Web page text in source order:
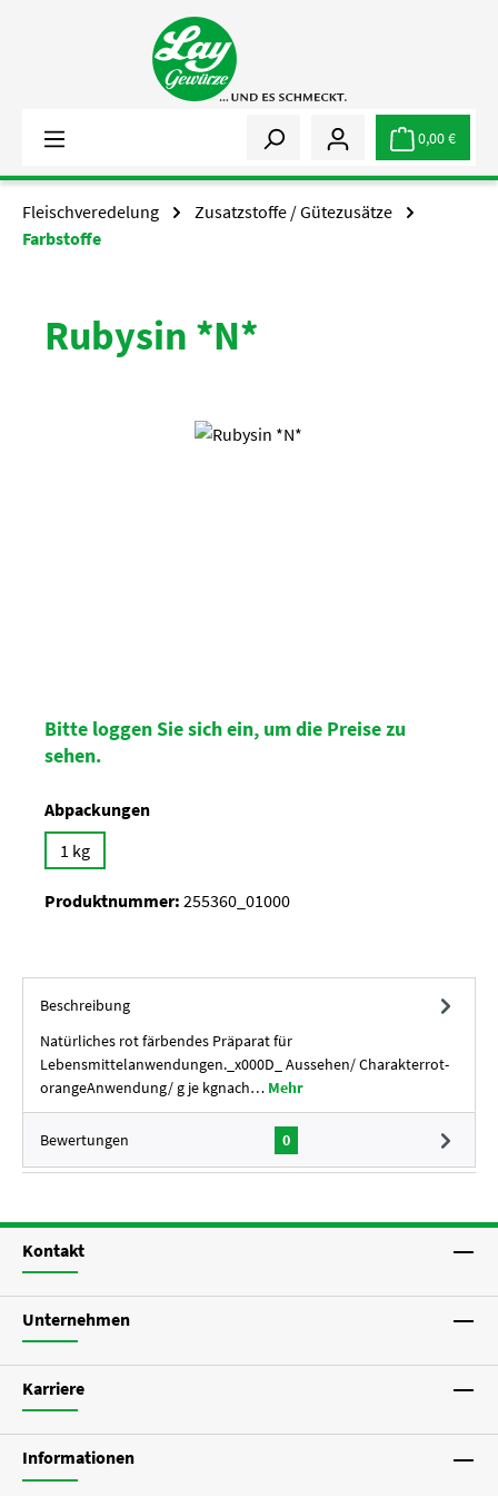
Zum Hauptinhalt springen
0,00 €
Fleischveredelung
Zusatzstoffe / Gütezusätze
Farbstoffe
Rubysin *N*
Bildergalerie überspringen
Bitte loggen Sie sich ein, um die Preise zu
sehen.
Abpackungenauswählen
1 kg
Produktnummer: 255360_01000
Beschreibung
Natürliches rot färbendes Präparat für
Lebensmittelanwendungen._x000D_ Aussehen/ Charakterrot-
orangeAnwendung/ g je kgnach… Mehr
Bewertungen 0
Kontakt
Unternehmen
Karriere
Informationen